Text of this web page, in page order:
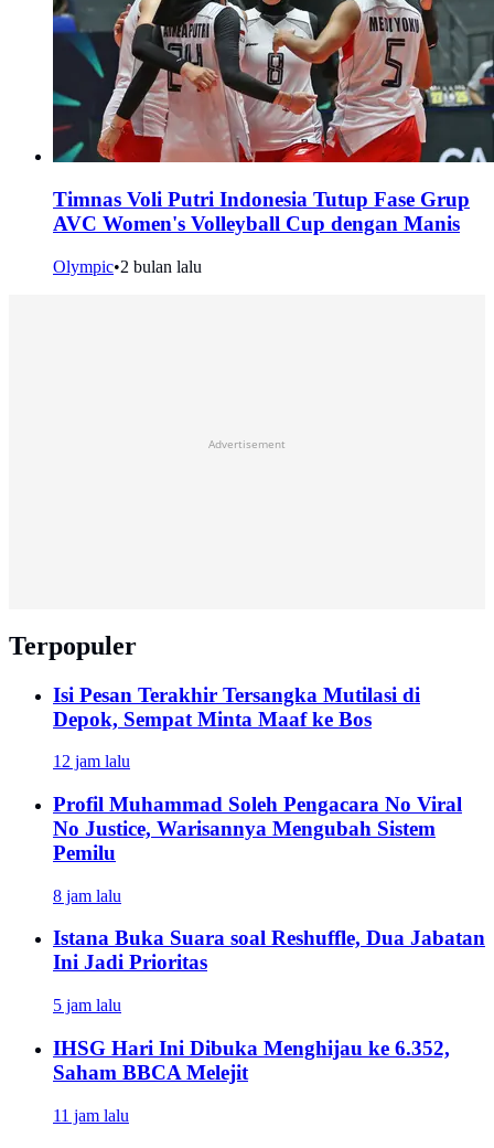
Timnas Voli Putri Indonesia Tutup Fase Grup
AVC Women's Volleyball Cup dengan Manis
Olympic•2 bulan lalu
Advertisement
Terpopuler
Isi Pesan Terakhir Tersangka Mutilasi di
Depok, Sempat Minta Maaf ke Bos
12 jam lalu
Profil Muhammad Soleh Pengacara No Viral
No Justice, Warisannya Mengubah Sistem
Pemilu
8 jam lalu
Istana Buka Suara soal Reshuffle, Dua Jabatan
Ini Jadi Prioritas
5 jam lalu
IHSG Hari Ini Dibuka Menghijau ke 6.352,
Saham BBCA Melejit
11 jam lalu